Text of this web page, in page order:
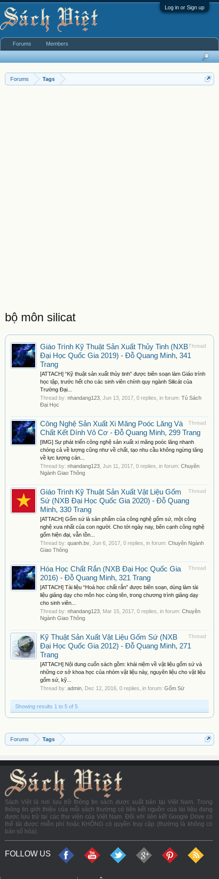
Log in or Sign up
Forums Tags
bộ môn silicat
Thread
Giáo Trình Kỹ Thuật Sản Xuất Thủy Tinh (NXB
Đại Học Quốc Gia 2019) - Đỗ Quang Minh, 341
Trang
[ATTACH] “Kỹ thuật sản xuất thủy tinh” được biên soạn làm Giáo trình
học tập, trước hết cho các sinh viên chính quy ngành Silicát của
Trường Đại...
Thread by: nhandang123 Jun 13, 2017 , 0 replies, in forum: Tủ Sách
Đại Học
Thread
Công Nghệ Sản Xuất Xi Măng Poóc Lăng Và
Chất Kết Dính Vô Cơ - Đỗ Quang Minh, 299 Trang
[IMG] Sự phát triển công nghệ sản xuất xi măng poóc lăng nhanh
chóng cả về lượng cũng như về chất, tạo nhu cầu không ngừng tăng
về lực lượng cán...
Thread by: nhandang123 Jun 11, 2017 , 0 replies, in forum: Chuyên
Ngành Giao Thông
Thread
Giáo Trình Kỹ Thuật Sản Xuất Vật Liệu Gốm
Sứ (NXB Đại Học Quốc Gia 2020) - Đỗ Quang
Minh, 330 Trang
[ATTACH] Gốm sứ là sản phẩm của công nghệ gốm sứ, một công
nghệ xưa nhất của con người. Cho tới ngày nay, bên cạnh công nghệ
gốm hiện đại, vẫn tồn...
Thread by: quanh.bv Jun 6, 2017 , 0 replies, in forum: Chuyên Ngành
Giao Thông
Thread
Hóa Học Chất Rắn (NXB Đại Học Quốc Gia
2016) - Đỗ Quang Minh, 321 Trang
[ATTACH] Tài liệu “Hoá học chất rắn” được biên soạn, dùng làm tài
liệu giảng dạy cho môn học cùng tên, trong chương trình giảng dạy
cho sinh viên...
Thread by: nhandang123 Mar 15, 2017 , 0 replies, in forum: Chuyên
Ngành Giao Thông
Thread
Kỹ Thuật Sản Xuất Vật Liệu Gốm Sứ (NXB
Đại Học Quốc Gia 2012) - Đỗ Quang Minh, 271
Trang
[ATTACH] Nội dung cuốn sách gồm: khái niệm về vật liệu gốm sứ và
những cơ sở khoa học của nhóm vật liệu này, nguyên liệu cho vật liệu
gốm sứ, kỹ...
Thread by: admin Dec 12, 2016 , 0 replies, in forum: Gốm Sứ
Showing results 1 to 5 of 5
Forums Tags
Forums Members
Sách Việt là nơi lưu trữ thông tin sách được xuất bản tại Việt Nam. Trong
thông tin giới thiệu của mỗi sách thường có liên kết nguồn của tài liệu đang
được lưu trữ tại các thư viện của Việt Nam. Đối với liên kết Google Drive có
thể tải được miễn phí hoặc KHÔNG có quyền truy cập (thường là không có
bản số hóa).
FOLLOW US